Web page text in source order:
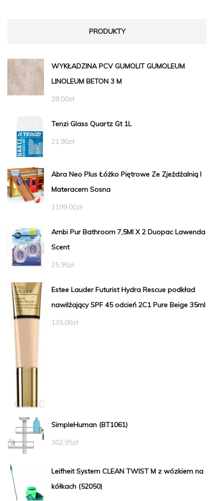
PRODUKTY
WYKŁADZINA PCV GUMOLIT GUMOLEUM
LINOLEUM BETON 3 M
28,00zł
Tenzi Glass Quartz Gt 1L
21,90zł
Abra Neo Plus Łóżko Piętrowe Ze Zjeżdżalnią I
Materacem Sosna
1199,00zł
Ambi Pur Bathroom 7,5Ml X 2 Duopac Lawenda
Scent
25,95zł
Estee Lauder Futurist Hydra Rescue podkład
nawilżający SPF 45 odcień 2C1 Pure Beige 35ml
135,00zł
SimpleHuman (BT1061)
302,95zł
Leifheit System CLEAN TWIST M z wózkiem na
kółkach (52050)